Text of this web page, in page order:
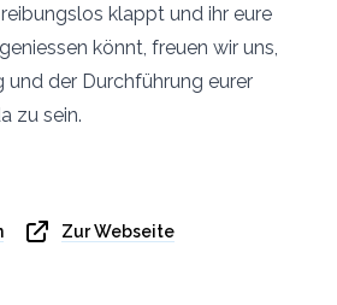
klappt und ihr eure
könnt, freuen wir uns,
und der Durchführung eurer
zu sein.
Zur Webseite